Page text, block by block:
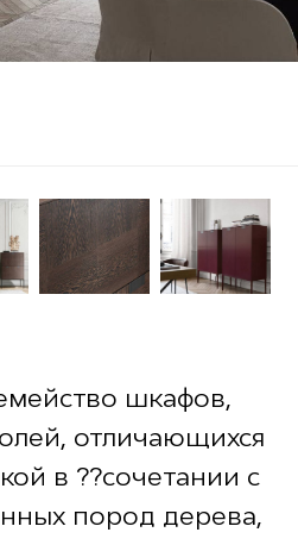
шкафов,
отличающихся
в ??сочетании с
пород дерева,